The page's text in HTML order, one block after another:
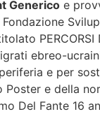
Genericoe
PERCORSI
ebreo-
e per
e della
Del Fante 16